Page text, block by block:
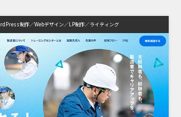
制作 Webデザイン LP制作 ライティング